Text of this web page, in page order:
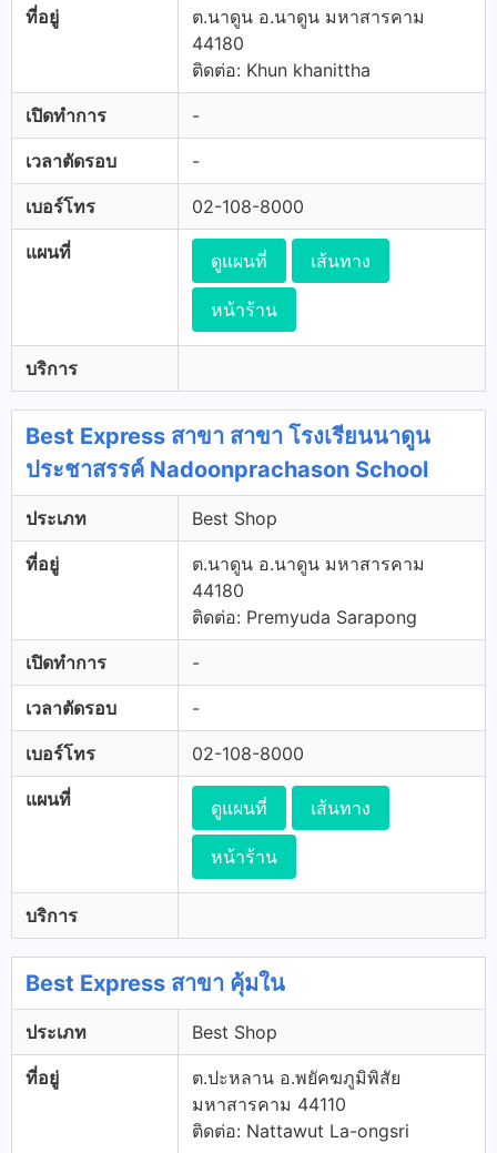
ที่อยู่
ต.นาดูน อ.นาดูน มหาสารคาม
44180
ติดต่อ: Khun khanittha
เปิดทำการ -
เวลาตัดรอบ -
เบอร์โทร 02-108-8000
แผนที่ ดูแผนที่ เส้นทาง
หน้าร้าน
บริการ
Best Express สาขา สาขา โรงเรียนนาดูน
ประชาสรรค์ Nadoonprachason School
ประเภท Best Shop
ที่อยู่
ต.นาดูน อ.นาดูน มหาสารคาม
44180
ติดต่อ: Premyuda Sarapong
เปิดทำการ -
เวลาตัดรอบ -
เบอร์โทร 02-108-8000
แผนที่ ดูแผนที่ เส้นทาง
หน้าร้าน
บริการ
Best Express สาขา คุ้มใน
ประเภท Best Shop
ที่อยู่
ต.ปะหลาน อ.พยัคฆภูมิพิสัย
มหาสารคาม 44110
ติดต่อ: Nattawut La-ongsri